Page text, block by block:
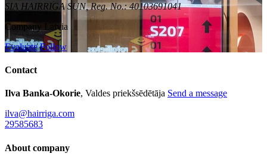
SIA HAIRRIGA SUN, Reg. No.: 40103691041
Company
Latvia
Evaluate Follow
Contact
Ilva Banka-Okorie, Valdes priekšsēdētāja Send a message
ilva@hairriga.com
29585683
About company